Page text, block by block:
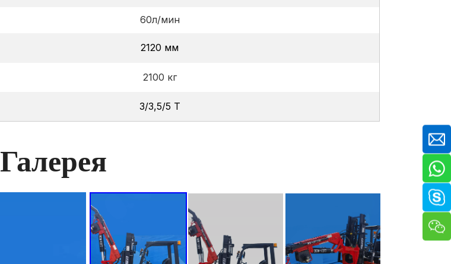
60л/мин
2120 мм
2100 кг
3/3,5/5 Т
Галерея